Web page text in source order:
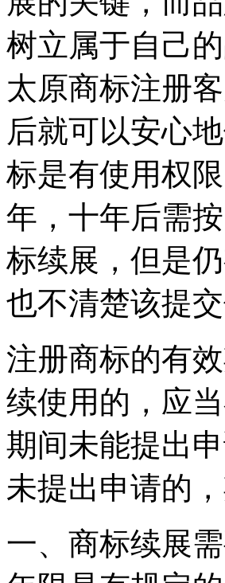
树立属于自己
太原商标注册
后就可以安心
标是有使用权
年，十年后需
标续展，但是
也不清楚该提
注册商标的有
续使用的，应
期间未能提出
未提出申请的
一、商标续展